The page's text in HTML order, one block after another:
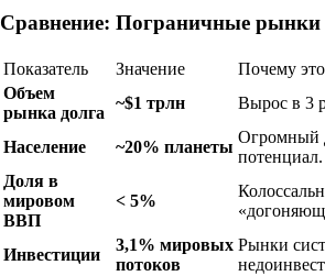
Сравнение: Пограничные рынки
Показатель Значение
Почему
Объем
рынка долга
~$1 трлн Вырос в 3
Население ~20% планеты
Огромный
потенциал.
Доля в
мировом
ВВП
< 5%
Инвестиции
3,1% мировых
потоков
Рынки